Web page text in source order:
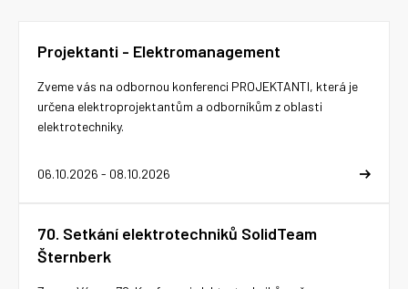
Projektanti - Elektromanagement
06.10.2026 - 08.10.2026
Zveme vás na odbornou konferenci PROJEKTANTI, která je
určena elektroprojektantům a odborníkům z oblasti
elektrotechniky.
70. Setkání elektrotechniků SolidTeam
Šternberk